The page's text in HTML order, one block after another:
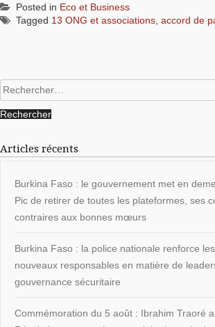
Posted in Eco et Business
Tagged 13 ONG et associations accord de
Rechercher :
Articles récents
Burkina Faso : le gouvernement met en
Pic de retirer de toutes les plateformes, ses
contraires aux bonnes mœurs
Burkina Faso : la police nationale renforce
nouveaux responsables en matière de
gouvernance sécuritaire
Commémoration du 5 août : Ibrahim Traoré